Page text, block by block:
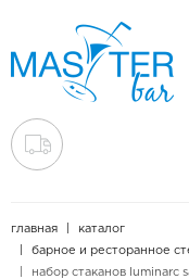
главная
каталог
барное и ресторанное
набор стаканов luminarc